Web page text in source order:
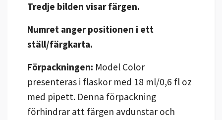
Tredje bilden visar färgen.
Numret anger positionen i ett
ställ/färgkarta.
Förpackningen: Model Color
presenteras i flaskor med 18 ml/0,6 fl oz
med pipett. Denna förpackning
förhindrar att färgen avdunstar och